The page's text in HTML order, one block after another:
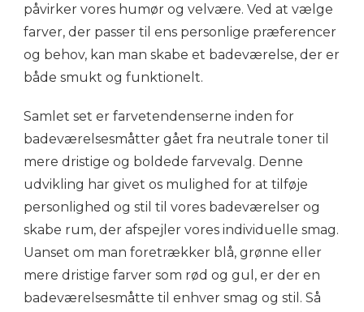
påvirker vores humør og velvære. Ved at vælge
farver, der passer til ens personlige præferencer
og behov, kan man skabe et badeværelse, der er
både smukt og funktionelt.
Samlet set er farvetendenserne inden for
badeværelsesmåtter gået fra neutrale toner til
mere dristige og boldede farvevalg. Denne
udvikling har givet os mulighed for at tilføje
personlighed og stil til vores badeværelser og
skabe rum, der afspejler vores individuelle smag.
Uanset om man foretrækker blå, grønne eller
mere dristige farver som rød og gul, er der en
badeværelsesmåtte til enhver smag og stil. Så